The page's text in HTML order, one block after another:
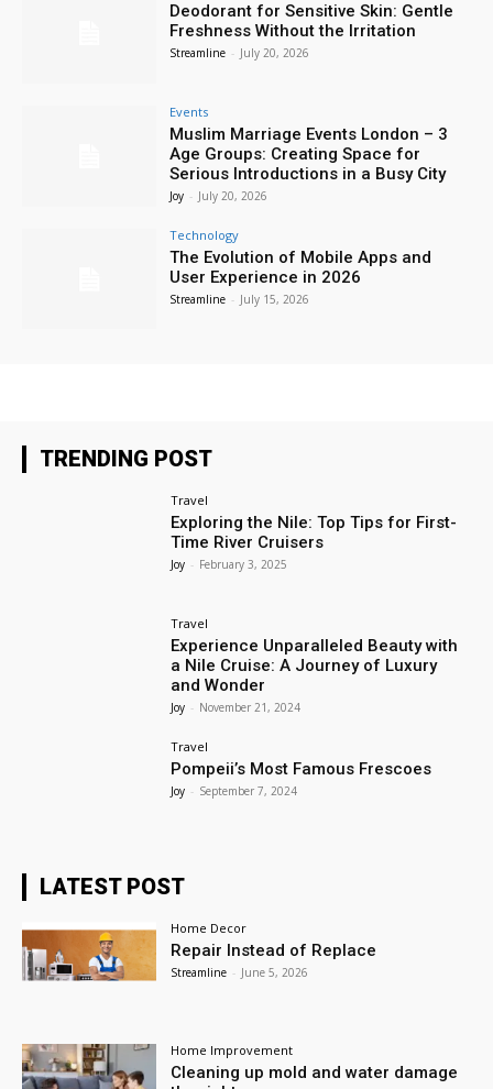
Deodorant for Sensitive Skin: Gentle
Freshness Without the Irritation
Streamline - July 20, 2026
Events
Muslim Marriage Events London – 3
Age Groups: Creating Space for
Serious Introductions in a Busy City
Joy - July 20, 2026
Technology
The Evolution of Mobile Apps and
User Experience in 2026
Streamline - July 15, 2026
TRENDING POST
Travel
Exploring the Nile: Top Tips for First-
Time River Cruisers
Joy - February 3, 2025
Travel
Experience Unparalleled Beauty with
a Nile Cruise: A Journey of Luxury
and Wonder
Joy - November 21, 2024
Travel
Pompeii’s Most Famous Frescoes
Joy - September 7, 2024
LATEST POST
Home Decor
Repair Instead of Replace
Streamline - June 5, 2026
Home Improvement
Cleaning up mold and water damage